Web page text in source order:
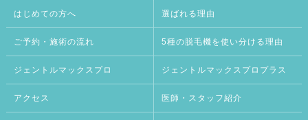
はじめての方へ 選ばれる理由
ご予約・施術の流れ 5種の脱毛機を使い分ける理由
ジェントルマックスプロ ジェントルマックスプロプラス
アクセス 医師・スタッフ紹介